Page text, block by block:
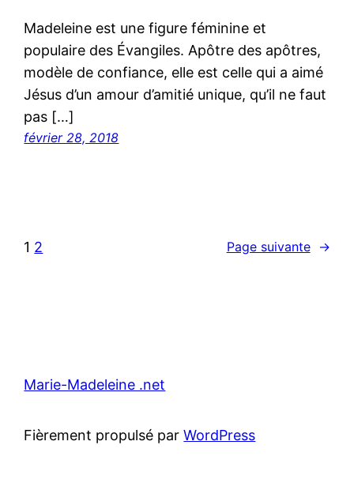
Madeleine est une figure féminine et
populaire des Évangiles. Apôtre des apôtres,
modèle de confiance, elle est celle qui a aimé
Jésus d’un amour d’amitié unique, qu’il ne faut
pas […]
février 28, 2018
1 2 Page suivante →
Marie-Madeleine .net
Fièrement propulsé parWordPress